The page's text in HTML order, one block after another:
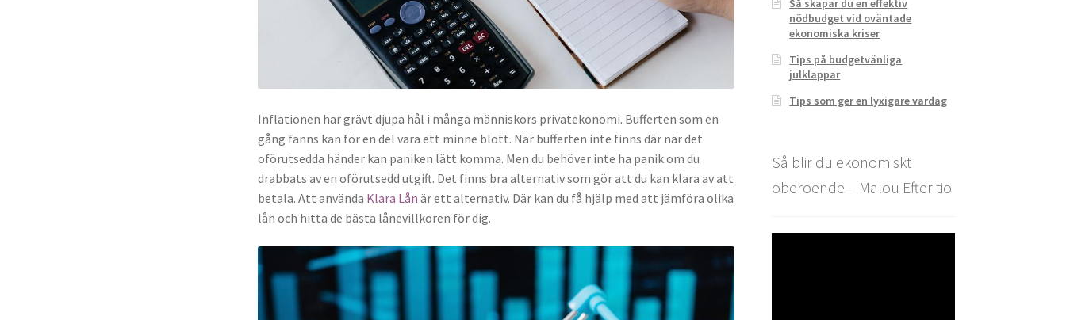
Inflationen har grävt djupa hål i många människors privatekonomi. Bufferten som en
gång fanns kan för en del vara ett minne blott. När bufferten inte finns där när det
oförutsedda händer kan paniken lätt komma. Men du behöver inte ha panik om du
drabbats av en oförutsedd utgift. Det finns bra alternativ som gör att du kan klara av att
betala. Att använda Klara Lån är ett alternativ. Där kan du få hjälp med att jämföra olika
lån och hitta de bästa lånevillkoren för dig.
Så skapar du en effektiv
nödbudget vid oväntade
ekonomiska kriser
Tips på budgetvänliga
julklappar
Tips som ger en lyxigare vardag
Så blir du ekonomiskt
oberoende – Malou Efter tio